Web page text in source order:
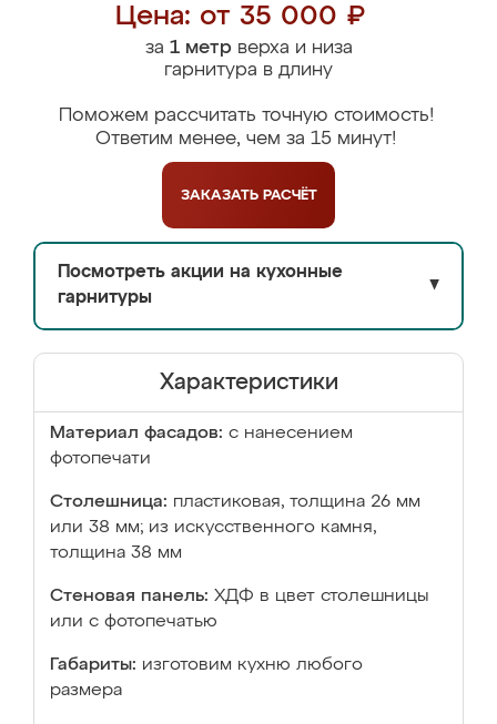
Цена: от 35 000 ₽
за 1 метрверха и низа
гарнитура в длину
Поможем рассчитать точную стоимость!
Ответим менее, чем за 15 минут!
ЗАКАЗАТЬ РАСЧЁТ
Посмотреть акции на кухонные
гарнитуры
▼
Характеристики
Материал фасадов: с нанесением
фотопечати
Столешница: пластиковая, толщина 26 мм
или 38 мм; из искусственного камня,
толщина 38 мм
Стеновая панель: ХДФ в цвет столешницы
или с фотопечатью
Габариты: изготовим кухню любого
размера